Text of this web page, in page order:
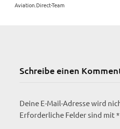
Aviation.Direct-Team
Schreibe einen
Deine E-Mail-Adresse wird
Erforderliche Felder sind mit*